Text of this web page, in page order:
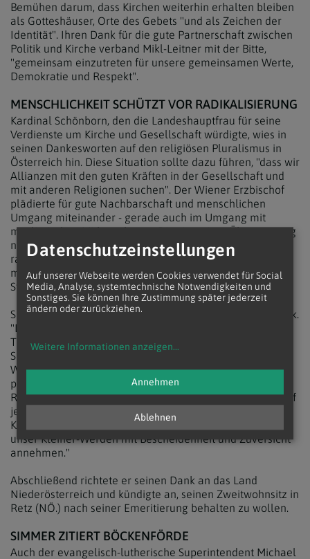
Bemühen darum, dass Kirchen weiterhin erhalten bleiben
als Gotteshäuser, Orte des Gebets "und als Zeichen der
Identität". Ihren Dank für die gute Partnerschaft zwischen
Politik und Kirche verband Mikl-Leitner mit der Bitte,
"gemeinsam einzutreten für unsere gemeinsamen Werte,
Demokratie und Respekt".
MENSCHLICHKEIT SCHÜTZT VOR RADIKALISIERUNG
Kardinal Schönborn, den die Landeshauptfrau für seine
Verdienste um Kirche und Gesellschaft würdigte, wies in
seinen Dankesworten auf den religiösen Pluralismus in
Österreich hin. Diese Situation sollte dazu führen, "dass wir
Allianzen mit den guten Kräften in der Gesellschaft und
mit anderen Religionen suchen". Der Wiener Erzbischof
plädierte für gute Nachbarschaft und menschlichen
Umgang miteinander - gerade auch im Umgang mit
muslimischen Mitbewohnern. Dies ist seiner Überzeugung
nach die beste Prävention gegenüber einem
radikalisierten politischen Islamismus. Das Miteinander
müsse in einer pluralistischen Gesellschaft an erster
Stelle stehen, sagte der Kardinal.
Schönborn blickte auch auf die Weltsynode in Rom zurück.
"Das Auffallendste für mich war, dass 60 Prozent der
Teilnehmerinnen und Teilnehmer aus dem Globalen
Süden kommen" - für Schönborn ein Spiegelbild der
Weltsituation. Europa befinde sich wirtschaftlich und
politisch "im Sinkflug". Es sei aber verfehlt, darauf mit
Resignation zu reagieren. Besser wäre eine Besinnung auf
jene Werte, die Europa prägten. Und - so der Rat des
Kardinals: "Wir sollten die Realität ernst nehmen und
unser Kleiner-Werden mit Bescheidenheit und Zuversicht
annehmen."
Abschließend richtete er seinen Dank an das Land
Niederösterreich und kündigte an, seinen Zweitwohnsitz in
Retz (NÖ.) nach seiner Emeritierung behalten zu wollen.
SIMMER ZITIERT BÖCKENFÖRDE
Auch der evangelisch-lutherische Superintendent Michael
Datenschutzeinstellungen
Auf unserer Webseite werden Cookies verwendet für Social
Media, Analyse, systemtechnische Notwendigkeiten und
Sonstiges. Sie können Ihre Zustimmung später jederzeit
ändern oder zurückziehen.
Weitere Informationen anzeigen...
Ablehnen
Annehmen